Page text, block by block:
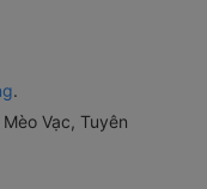
.
Vạc, Tuyên